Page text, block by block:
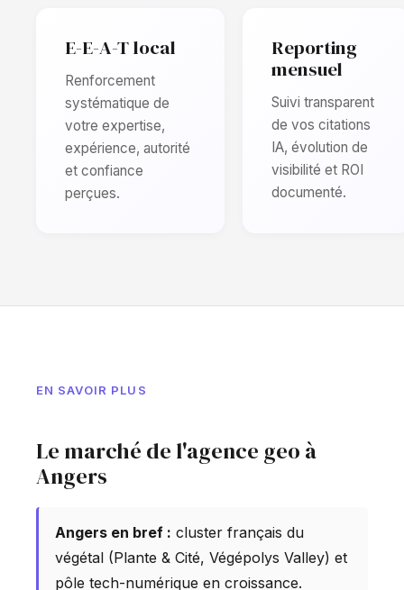
E-E-A-T local
Renforcement
systématique de
votre expertise,
expérience, autorité
et confiance
perçues.
Reporting
mensuel
Suivi transparent
de vos citations
IA, évolution de
visibilité et ROI
documenté.
EN SAVOIR PLUS
Le marché de l'agence geo à
Angers
Angers en bref : cluster français du
végétal (Plante & Cité, Végépolys Valley) et
pôle tech-numérique en croissance.